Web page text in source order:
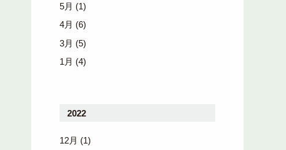
5月 (1)
4月 (6)
3月 (5)
1月 (4)
2022
12月 (1)